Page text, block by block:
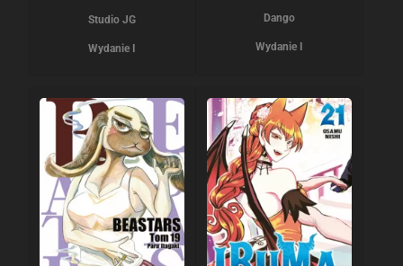
Studio JG
Wydanie I
Dango
Wydanie I